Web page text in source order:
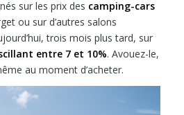
sur les prix des camping-cars
ou sur d’autres salons
trois mois plus tard, sur
entre 7 et 10%. Avouez-le,
au moment d’acheter.